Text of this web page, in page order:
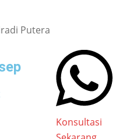
Putera
Konsultasi